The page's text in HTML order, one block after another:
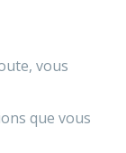
vous
que vous